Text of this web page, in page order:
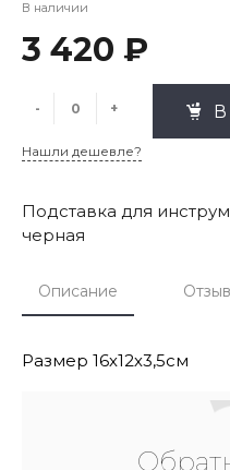
В наличии
3 420 ₽
- + В
Нашли дешевле?
Подставка для
черная
Описание
Размер 16х12х3,5см